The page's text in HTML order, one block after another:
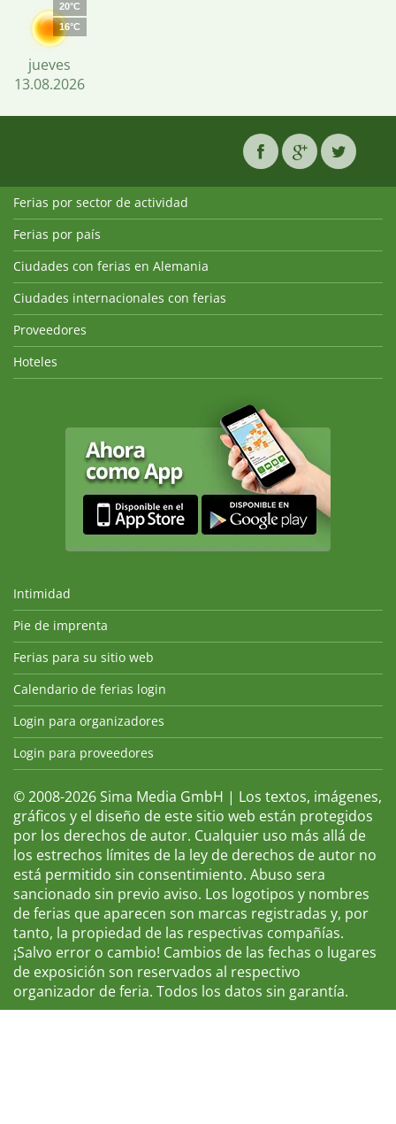
20°C
16°C
jueves
13.08.2026
Ferias por sector de actividad
Ferias por país
Ciudades con ferias en Alemania
Ciudades internacionales con ferias
Proveedores
Hoteles
Intimidad
Pie de imprenta
Ferias para su sitio web
Calendario de ferias login
Login para organizadores
Login para proveedores
© 2008-2026 Sima Media GmbH | Los textos, imágenes,
gráficos y el diseño de este sitio web están protegidos
por los derechos de autor. Cualquier uso más allá de
los estrechos límites de la ley de derechos de autor no
está permitido sin consentimiento. Abuso sera
sancionado sin previo aviso. Los logotipos y nombres
de ferias que aparecen son marcas registradas y, por
tanto, la propiedad de las respectivas compañías.
¡Salvo error o cambio! Cambios de las fechas o lugares
de exposición son reservados al respectivo
organizador de feria. Todos los datos sin garantía.